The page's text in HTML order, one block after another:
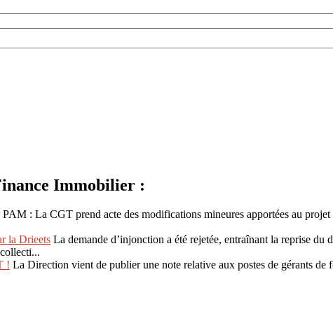
Immobilier :
: La CGT prend acte des modifications mineures apportées au
la Drieets La demande d’injonction a été rejetée, entraînant la reprise du
! La Direction vient de publier une note relative aux postes de gérants de